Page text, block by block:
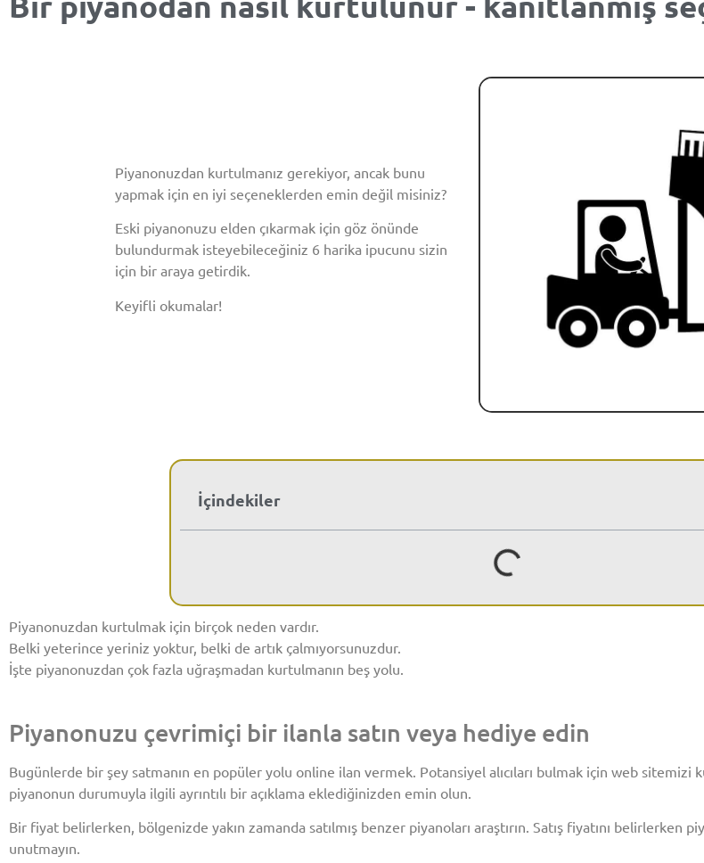
Piyanonuzdan kurtulmanız gerekiyor, ancak bunu
yapmak için en iyi seçeneklerden emin değil misiniz?
Eski piyanonuzu elden çıkarmak için göz önünde
bulundurmak isteyebileceğiniz 6 harika ipucunu sizin
için bir araya getirdik.
Keyifli okumalar!
İçindekiler
Piyanonuzdan kurtulmak için birçok neden vardır.
Belki yeterince yeriniz yoktur, belki de artık çalmıyorsunuzdur.
İşte piyanonuzdan çok fazla uğraşmadan kurtulmanın beş yolu.
Piyanonuzu çevrimiçi bir ilanla satın veya hediye edin
Bugünlerde bir şey satmanın en popüler yolu online ilan vermek. Potansiyel alıcıları bulmak için web sitemizi
piyanonun durumuyla ilgili ayrıntılı bir açıklama eklediğinizden emin olun.
Bir fiyat belirlerken, bölgenizde yakın zamanda satılmış benzer piyanoları araştırın. Satış fiyatını belirlerken
unutmayın.